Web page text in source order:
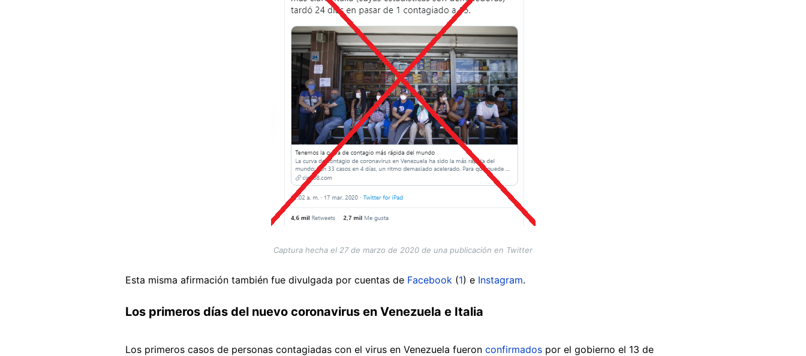
Captura hecha el 27 de marzo de 2020 de una publicación en Twitter
Esta misma afirmación también fue divulgada por cuentas de Facebook (1) e Instagram.
Los primeros días del nuevo coronavirus en Venezuela e Italia
Los primeros casos de personas contagiadas con el virus en Venezuela fueron confirmados por el gobierno el 13 de